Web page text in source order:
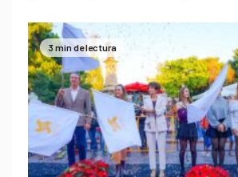
3 min de lectura